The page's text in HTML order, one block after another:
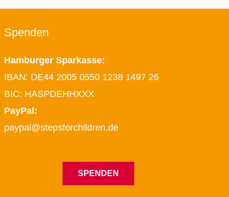
Spenden
Hamburger Sparkasse:
IBAN: DE44 2005 0550 1238 1497 26
BIC: HASPDEHHXXX
PayPal:
paypal@stepsforchildren.de
SPENDEN